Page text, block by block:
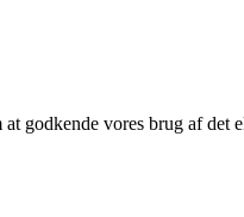
godkende vores brug af det